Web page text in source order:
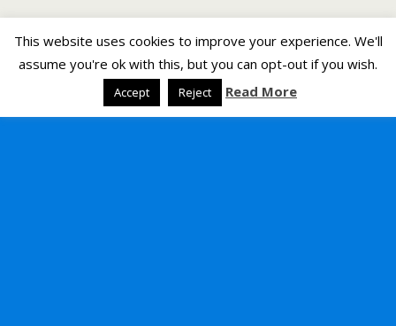
This website uses cookies to improve your experience. We'll
assume you're ok with this, but you can opt-out if you wish.
Accept Reject Read More